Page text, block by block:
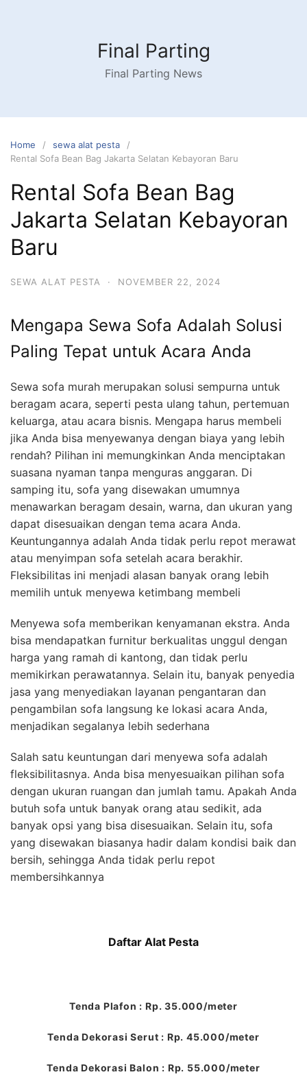
Final Parting
Final Parting News
Home
sewa alat pesta
Rental Sofa Bean Bag Jakarta Selatan Kebayoran Baru
Rental Sofa Bean Bag
Jakarta Selatan Kebayoran
Baru
SEWA ALAT PESTA · NOVEMBER 22, 2024
Mengapa Sewa Sofa Adalah Solusi
Paling Tepat untuk Acara Anda
Sewa sofa murah merupakan solusi sempurna untuk
beragam acara, seperti pesta ulang tahun, pertemuan
keluarga, atau acara bisnis. Mengapa harus membeli
jika Anda bisa menyewanya dengan biaya yang lebih
rendah? Pilihan ini memungkinkan Anda menciptakan
suasana nyaman tanpa menguras anggaran. Di
samping itu, sofa yang disewakan umumnya
menawarkan beragam desain, warna, dan ukuran yang
dapat disesuaikan dengan tema acara Anda.
Keuntungannya adalah Anda tidak perlu repot merawat
atau menyimpan sofa setelah acara berakhir.
Fleksibilitas ini menjadi alasan banyak orang lebih
memilih untuk menyewa ketimbang membeli
Menyewa sofa memberikan kenyamanan ekstra. Anda
bisa mendapatkan furnitur berkualitas unggul dengan
harga yang ramah di kantong, dan tidak perlu
memikirkan perawatannya. Selain itu, banyak penyedia
jasa yang menyediakan layanan pengantaran dan
pengambilan sofa langsung ke lokasi acara Anda,
menjadikan segalanya lebih sederhana
Salah satu keuntungan dari menyewa sofa adalah
fleksibilitasnya. Anda bisa menyesuaikan pilihan sofa
dengan ukuran ruangan dan jumlah tamu. Apakah Anda
butuh sofa untuk banyak orang atau sedikit, ada
banyak opsi yang bisa disesuaikan. Selain itu, sofa
yang disewakan biasanya hadir dalam kondisi baik dan
bersih, sehingga Anda tidak perlu repot
membersihkannya
Daftar Alat Pesta
Tenda Plafon : Rp. 35.000/meter
Tenda Dekorasi Serut : Rp. 45.000/meter
Tenda Dekorasi Balon : Rp. 55.000/meter